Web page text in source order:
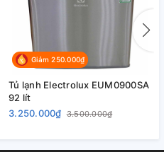
Giảm 250.000₫
Tủ lạnh Electrolux EUM0900SA
92 lít
3.250.000₫ 3.500.000₫